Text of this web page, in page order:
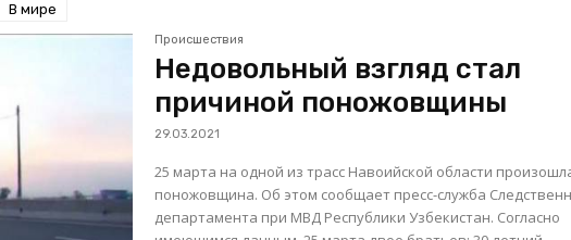
В мире
Происшествия
Недовольный взгляд стал
причиной поножовщины
29.03.2021
25 марта на одной из трасс Навоийской области
поножовщина. Об этом сообщает пресс-служба
департамента при МВД Республики Узбекистан. Согласно